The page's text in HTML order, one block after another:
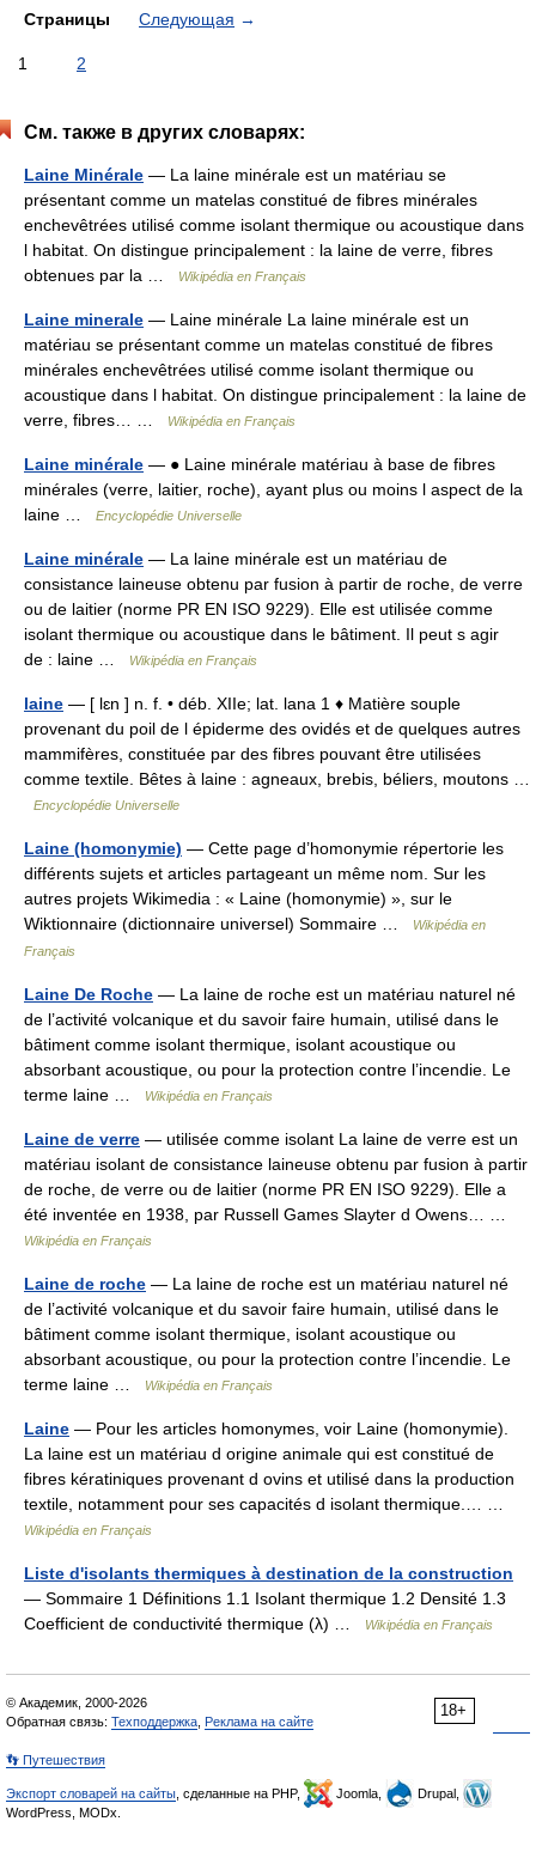
Страницы Следующая →
1 2
См. также в других словарях:
Laine Minérale — La laine minérale est un matériau se
présentant comme un matelas constitué de fibres minérales
enchevêtrées utilisé comme isolant thermique ou acoustique dans
l habitat. On distingue principalement : la laine de verre, fibres
obtenues par la …
Wikipédia en Français
Laine minerale — Laine minérale La laine minérale est un
matériau se présentant comme un matelas constitué de fibres
minérales enchevêtrées utilisé comme isolant thermique ou
acoustique dans l habitat. On distingue principalement : la laine de
verre, fibres… …
Wikipédia en Français
Laine minérale — ● Laine minérale matériau à base de fibres
minérales (verre, laitier, roche), ayant plus ou moins l aspect de la
laine …
Encyclopédie Universelle
Laine minérale — La laine minérale est un matériau de
consistance laineuse obtenu par fusion à partir de roche, de verre
ou de laitier (norme PR EN ISO 9229). Elle est utilisée comme
isolant thermique ou acoustique dans le bâtiment. Il peut s agir
de : laine …
Wikipédia en Français
laine — [ lɛn ] n. f. • déb. XIIe; lat. lana 1 ♦ Matière souple
provenant du poil de l épiderme des ovidés et de quelques autres
mammifères, constituée par des fibres pouvant être utilisées
comme textile. Bêtes à laine : agneaux, brebis, béliers, moutons …
Encyclopédie Universelle
Laine (homonymie) — Cette page d’homonymie répertorie les
différents sujets et articles partageant un même nom. Sur les
autres projets Wikimedia : « Laine (homonymie) », sur le
Wiktionnaire (dictionnaire universel) Sommaire …
Wikipédia en
Français
Laine De Roche — La laine de roche est un matériau naturel né
de l’activité volcanique et du savoir faire humain, utilisé dans le
bâtiment comme isolant thermique, isolant acoustique ou
absorbant acoustique, ou pour la protection contre l’incendie. Le
terme laine …
Wikipédia en Français
Laine de verre — utilisée comme isolant La laine de verre est un
matériau isolant de consistance laineuse obtenu par fusion à partir
de roche, de verre ou de laitier (norme PR EN ISO 9229). Elle a
été inventée en 1938, par Russell Games Slayter d Owens… …
Wikipédia en Français
Laine de roche — La laine de roche est un matériau naturel né
de l’activité volcanique et du savoir faire humain, utilisé dans le
bâtiment comme isolant thermique, isolant acoustique ou
absorbant acoustique, ou pour la protection contre l’incendie. Le
terme laine …
Wikipédia en Français
Laine — Pour les articles homonymes, voir Laine (homonymie).
La laine est un matériau d origine animale qui est constitué de
fibres kératiniques provenant d ovins et utilisé dans la production
textile, notamment pour ses capacités d isolant thermique.… …
Wikipédia en Français
Liste d'isolants thermiques à destination de la construction
— Sommaire 1 Définitions 1.1 Isolant thermique 1.2 Densité 1.3
Coefficient de conductivité thermique (λ) …
Wikipédia en Français
18+
© Академик, 2000-2026
Обратная связь: Техподдержка Реклама на сайте
👣 Путешествия
Экспорт словарей на сайты , сделанные на PHP, Joomla,
Drupal,
WordPress, MODx.